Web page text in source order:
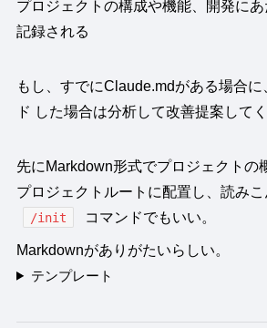
プロジェクトの構成や機能、開発に
記録される
もし、すでにClaude.mdがある場合に
ド した場合は分析して改善提案してく
先にMarkdown形式でプロジェクトの
プロジェクトルートに配置し、読み
/init コマンドでもいい。
Markdownがありがたいらしい。
テンプレート